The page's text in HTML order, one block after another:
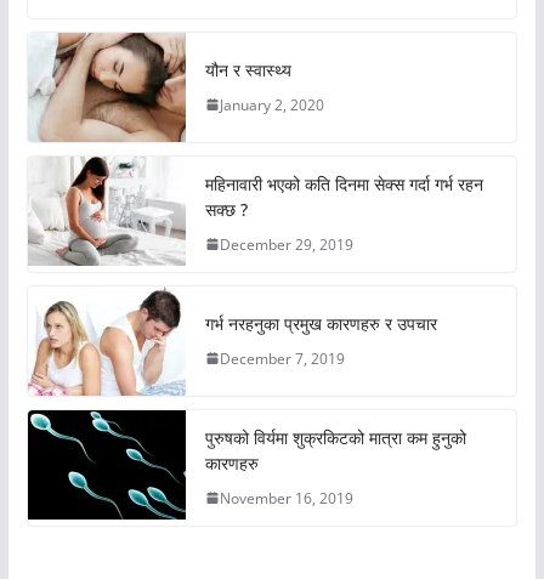
यौन र स्वास्थ्य
January 2, 2020
महिनावारी भएको कति दिनमा सेक्स गर्दा गर्भ रहन
सक्छ ?
December 29, 2019
गर्भ नरहनुका प्रमुख कारणहरु र उपचार
December 7, 2019
पुरुषको विर्यमा शुक्रकिटको मात्रा कम हुनुको
कारणहरु
November 16, 2019